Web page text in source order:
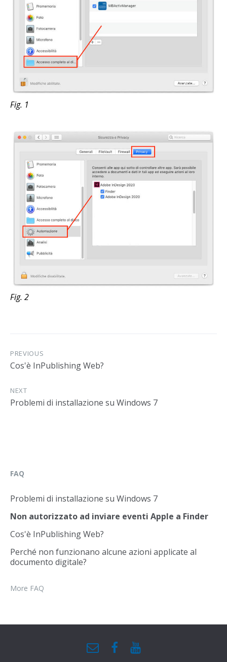
Fig. 1
Fig. 2
PREVIOUS
Cos'è InPublishing Web?
NEXT
Problemi di installazione su Windows 7
FAQ
Problemi di installazione su Windows 7
Non autorizzato ad inviare eventi Apple a Finder
Cos'è InPublishing Web?
Perché non funzionano alcune azioni applicate al
documento digitale?
More FAQ